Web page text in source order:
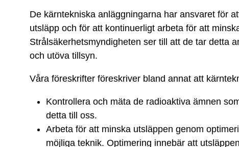
anläggningar
De kärntekniska anläggningarna har ansvaret för
utsläpp och för att kontinuerligt arbeta för att
Strålsäkerhetsmyndigheten ser till att de tar detta
och utöva tillsyn.
Våra föreskrifter föreskriver bland annat att
Kontrollera och mäta de radioaktiva ämnen
detta till oss.
Arbeta för att minska utsläppen genom
möjliga teknik. Optimering innebär att